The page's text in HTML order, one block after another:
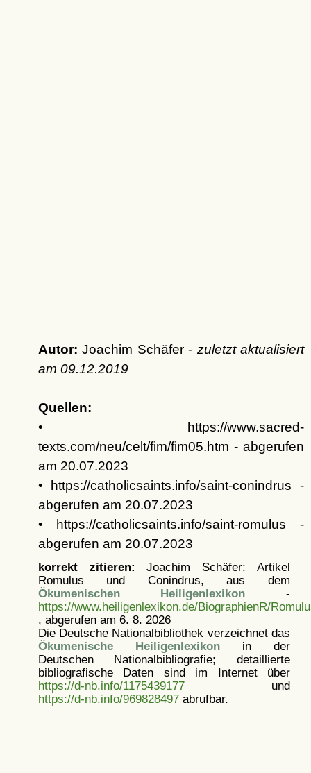
Autor: Joachim Schäfer - zuletzt aktualisiert
am 09.12.2019
Quellen:
• https://www.sacred-
texts.com/neu/celt/fim/fim05.htm - abgerufen
am 20.07.2023
• https://catholicsaints.info/saint-conindrus -
abgerufen am 20.07.2023
• https://catholicsaints.info/saint-romulus -
abgerufen am 20.07.2023
korrekt zitieren: Joachim Schäfer: Artikel
Romulus und Conindrus, aus dem
Ökumenischen Heiligenlexikon -
https://www.heiligenlexikon.de/BiographienR/
, abgerufen am 6. 8. 2026
Die Deutsche Nationalbibliothek verzeichnet das
Ökumenische Heiligenlexikonin der
Deutschen Nationalbibliografie; detaillierte
bibliografische Daten sind im Internet über
https://d-nb.info/1175439177und
https://d-nb.info/969828497abrufbar.